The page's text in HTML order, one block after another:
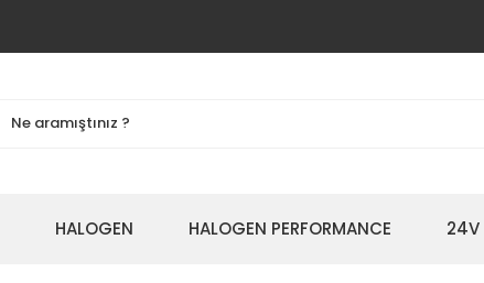
HALOGEN HALOGEN PERFORMANCE 24V